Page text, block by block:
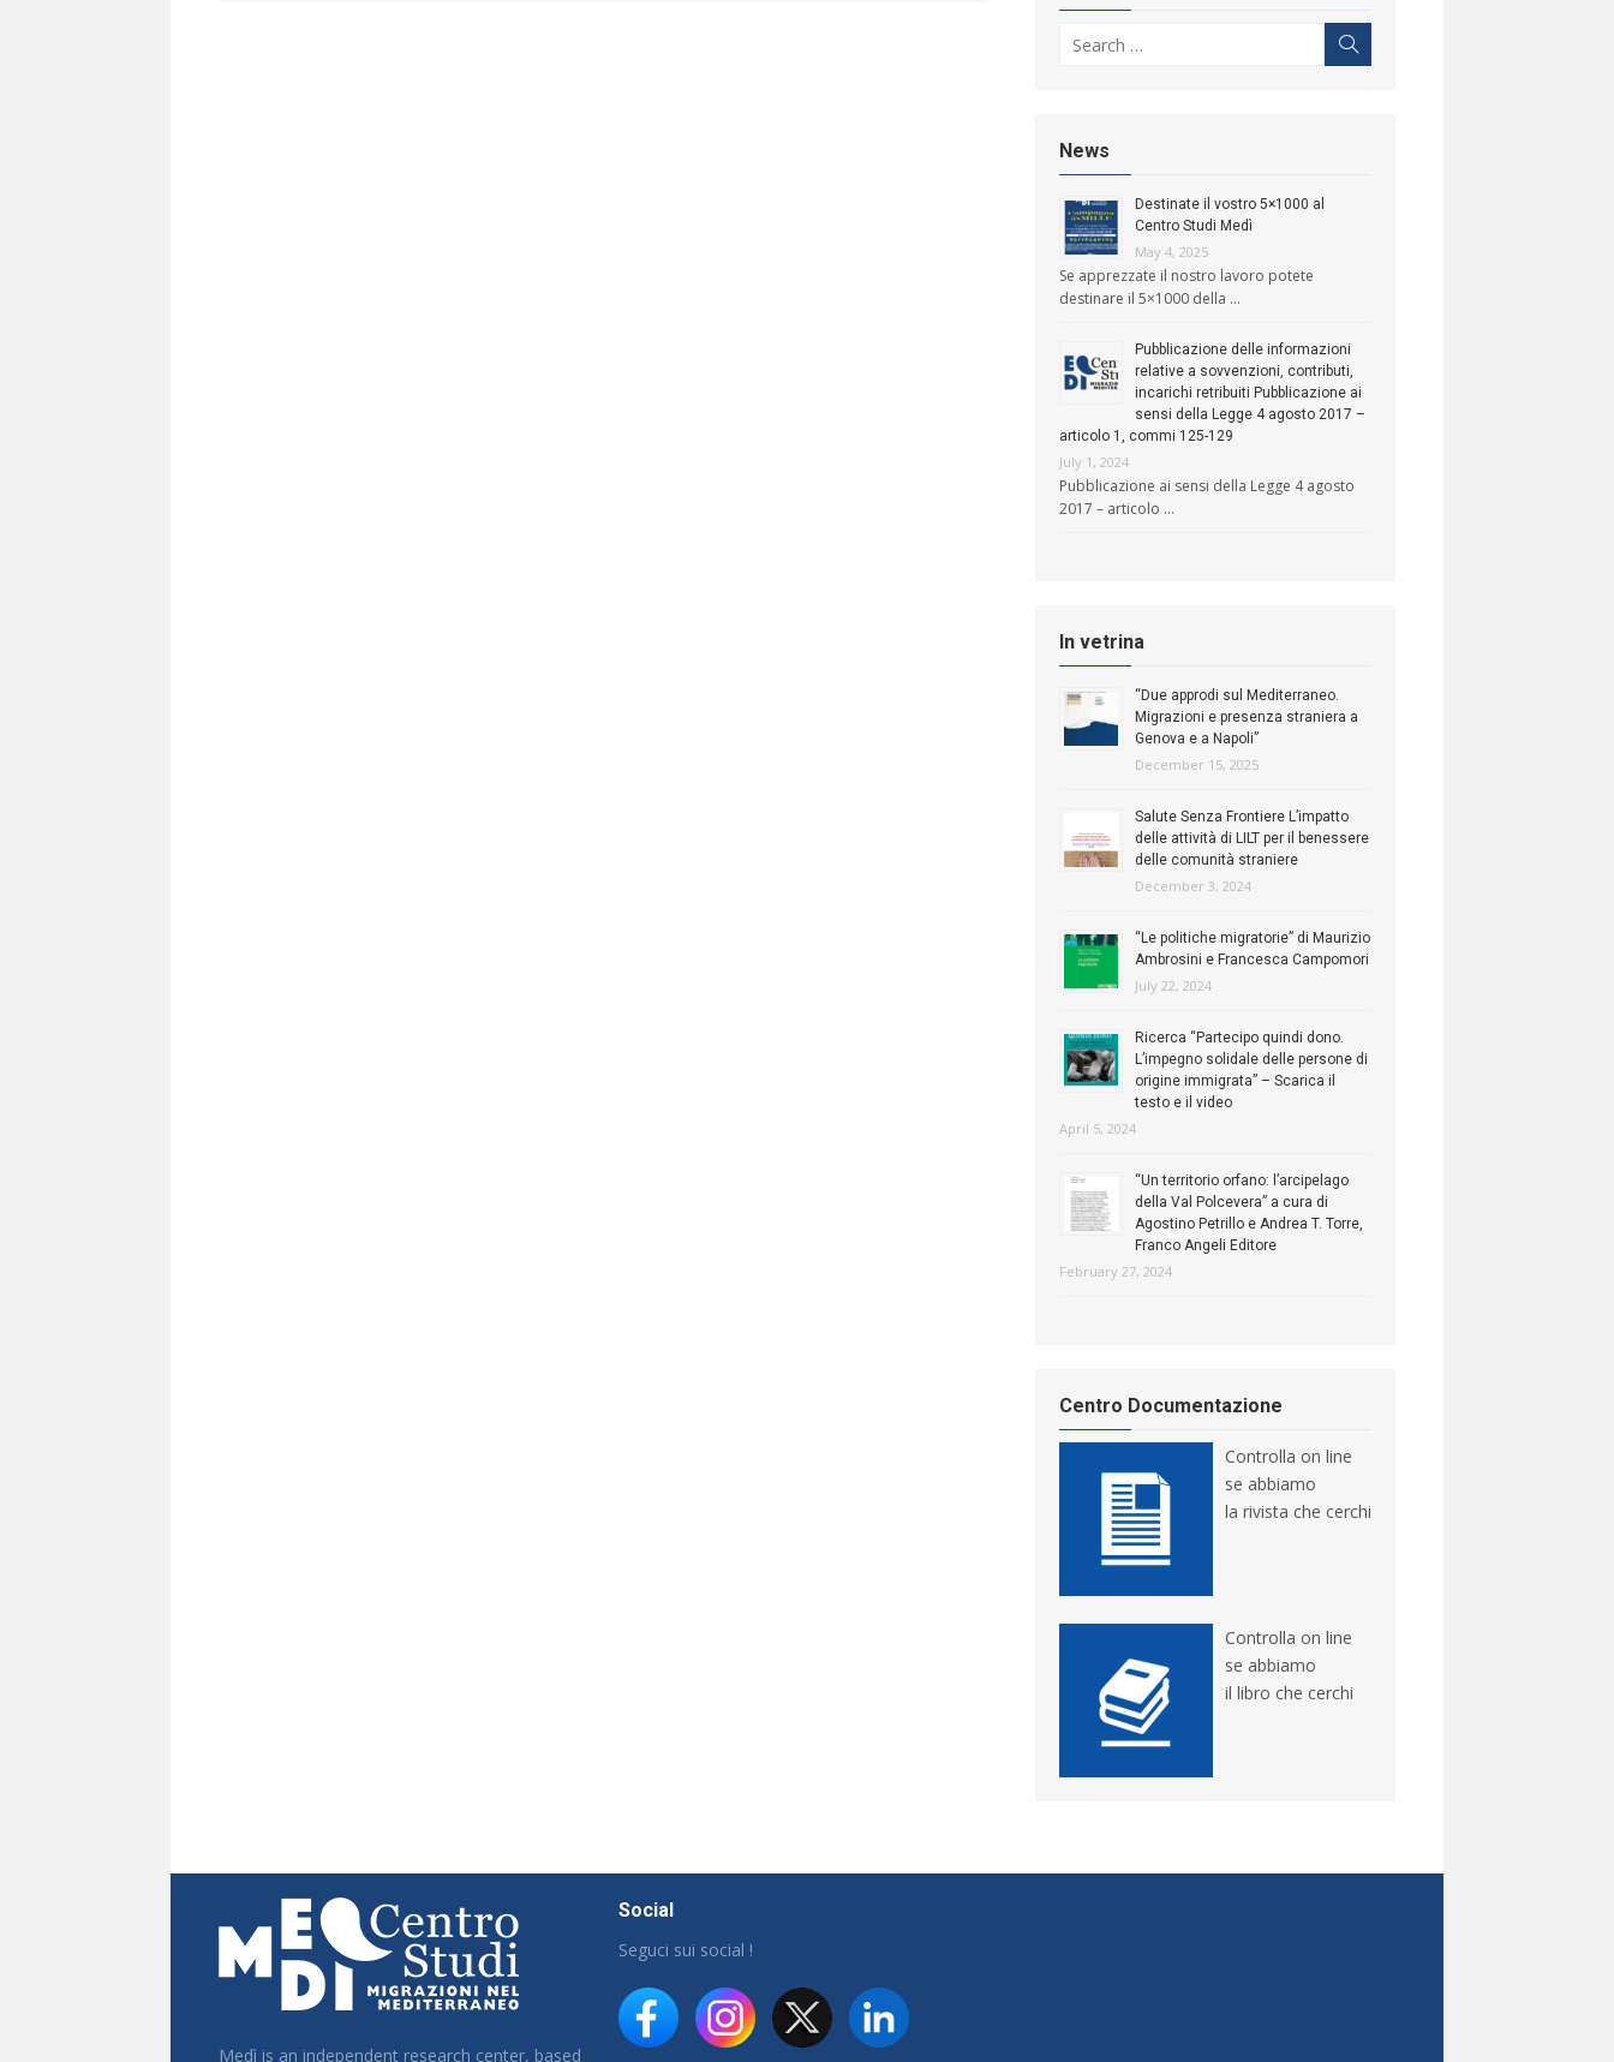
News
Destinate il vostro 5×1000 al
Centro Studi Medì
May 4, 2025
Se apprezzate il nostro lavoro potete
destinare il 5×1000 della …
Pubblicazione delle informazioni
relative a sovvenzioni, contributi,
incarichi retribuiti Pubblicazione ai
sensi della Legge 4 agosto 2017 –
articolo 1, commi 125-129
July 1, 2024
Pubblicazione ai sensi della Legge 4 agosto
2017 – articolo …
In vetrina
“Due approdi sul Mediterraneo.
Migrazioni e presenza straniera a
Genova e a Napoli”
December 15, 2025
Salute Senza Frontiere L’impatto
delle attività di LILT per il benessere
delle comunità straniere
December 3, 2024
“Le politiche migratorie” di Maurizio
Ambrosini e Francesca Campomori
July 22, 2024
Ricerca “Partecipo quindi dono.
L’impegno solidale delle persone di
origine immigrata” – Scarica il
testo e il video
April 5, 2024
“Un territorio orfano: l’arcipelago
della Val Polcevera” a cura di
Agostino Petrillo e Andrea T. Torre,
Franco Angeli Editore
February 27, 2024
Centro Documentazione
Controlla on line
se abbiamo
la rivista che cerchi
Controlla on line
se abbiamo
il libro che cerchi
Medì is an independent research center, based
Social
Seguci sui social !